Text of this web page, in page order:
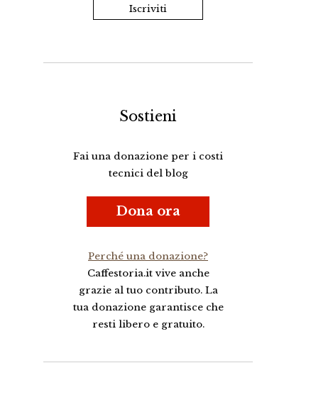
Sostieni
Fai una donazione per i costi
tecnici del blog
Dona ora
Perché una donazione?
Caffestoria.it vive anche
grazie al tuo contributo. La
tua donazione garantisce che
resti libero e gratuito.